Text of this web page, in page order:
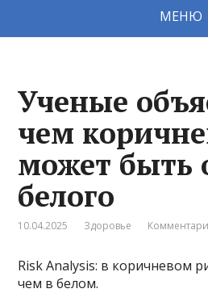
МЕНЮ
Ученые
чем
может быть
белого
10.04.2025 Здоровье
Risk Analysis: в коричневом
чем в белом.